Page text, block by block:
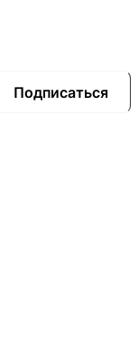
Подписаться